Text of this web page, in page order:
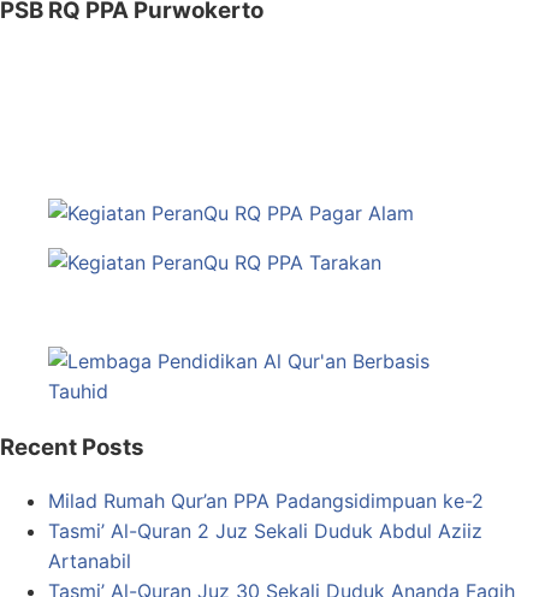
PSB RQ PPA Purwokerto
Recent Posts
Milad Rumah Qur’an PPA Padangsidimpuan ke-2
Tasmi’ Al-Quran 2 Juz Sekali Duduk Abdul Aziiz
Artanabil
Tasmi’ Al-Quran Juz 30 Sekali Duduk Ananda Faqih